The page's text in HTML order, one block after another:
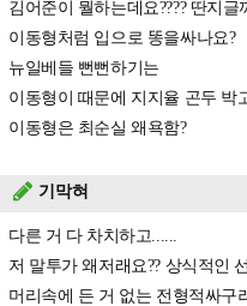
김어준이 뭘하는데요???? 딴지글
이동형처럼 입으로 똥을싸나요?
뉴일베들 뻔뻔하기는
이동형이 때문에 지지율 곤두 박
이동형은 최순실 왜욕함?
기막혀
다른 거 다 차치하고......
저 말투가 왜저래요?? 상식적인
머리속에 든 거 없는 전형적싸구